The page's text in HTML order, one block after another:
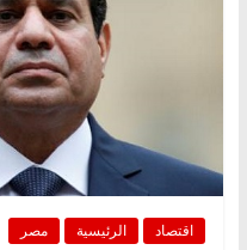
اقتصاد الرئيسية مصر